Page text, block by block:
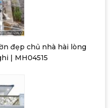
đẹp chủ nhà hài lòng
| MH04515